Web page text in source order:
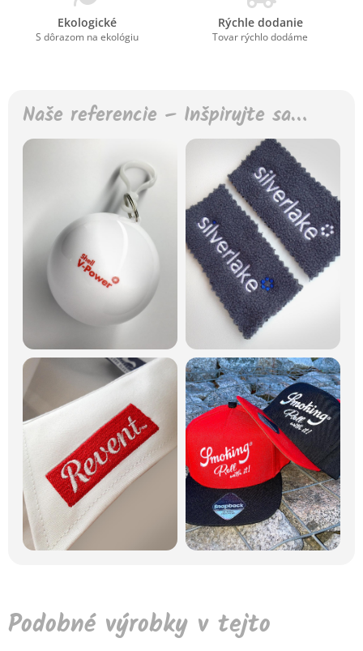
Ekologické
S dôrazom na ekológiu
Rýchle dodanie
Tovar rýchlo dodáme
Naše referencie – Inšpirujte sa…
Podobné výrobky v tejto